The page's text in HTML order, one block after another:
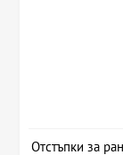
Отстъпки за